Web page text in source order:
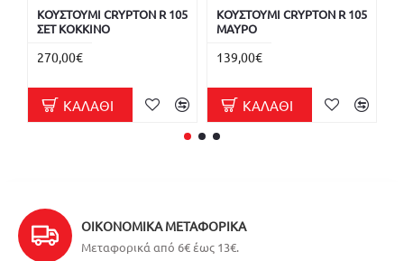
ΚΟΥΣΤΟΥΜΙ CRYPTON R 105
ΣΕΤ ΚΟΚΚΙΝΟ
270,00€
ΚΑΛΆΘΙ
ΚΟΥΣΤΟΥΜΙ CRYPTON R 105
ΜΑΥΡΟ
139,00€
ΚΑΛΆΘΙ
ΟΙΚΟΝΟΜΙΚΆ ΜΕΤΑΦΟΡΙΚΆ
Μεταφορικά από 6€ έως 13€.